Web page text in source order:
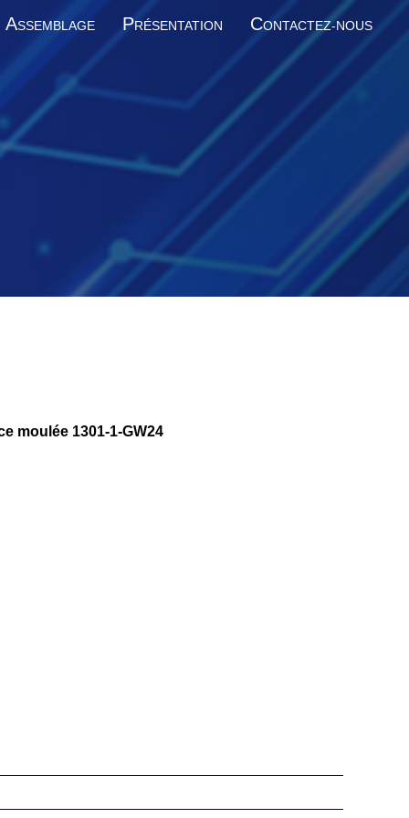
ASSEMBLAGE PRÉSENTATION CONTACTEZ-NOUS
moulée 1301-1-GW24